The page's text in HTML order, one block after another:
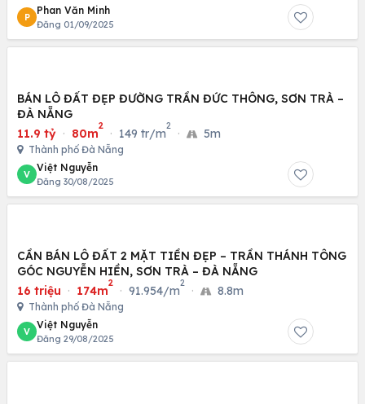
P
Phan Văn Minh
Đăng 01/09/2025
BÁN LÔ ĐẤT ĐẸP ĐƯỜNG TRẦN ĐỨC THÔNG, SƠN TRÀ –
ĐÀ NẴNG
11.9 tỷ · 80m
2
· 149 tr/m
2
· 5m
Thành phố Đà Nẵng
V
Việt Nguyễn
Đăng 30/08/2025
CẦN BÁN LÔ ĐẤT 2 MẶT TIỀN ĐẸP – TRẦN THÁNH TÔNG
GÓC NGUYỄN HIỀN, SƠN TRÀ – ĐÀ NẴNG
16 triệu · 174m
2
· 91.954/m
2
· 8.8m
Thành phố Đà Nẵng
V
Việt Nguyễn
Đăng 29/08/2025